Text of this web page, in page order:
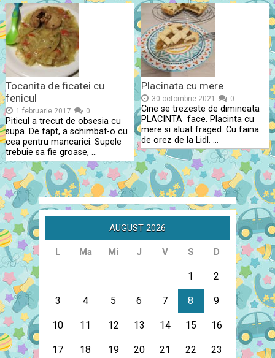
Tocanita de ficatei cu
fenicul
1 februarie 2017 0
Piticul a trecut de obsesia cu
supa. De fapt, a schimbat-o cu
cea pentru mancarici. Supele
trebuie sa fie groase, …
Placinata cu mere
30 octombrie 2021 0
Cine se trezeste de dimineata
PLACINTA face. Placinta cu
mere si aluat fraged. Cu faina
de orez de la Lidl. …
AUGUST 2026
L Ma Mi J V S D
1 2
3 4 5 6 7 8 9
10 11 12 13 14 15 16
17 18 19 20 21 22 23